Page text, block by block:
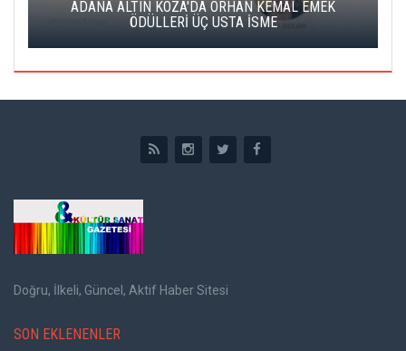
ADANA ALTIN KOZA'DA ORHAN KEMAL EMEK
ÖDÜLLERİ ÜÇ USTA İSME
Doğru, İlkeli, Güncel, Aktif Haber Sitesi
SON EKLENENLER